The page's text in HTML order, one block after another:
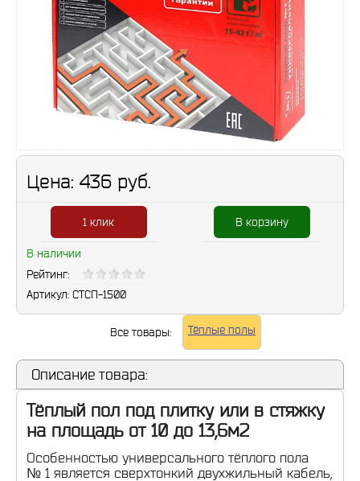
Цена: 436 руб.
В корзину
1 клик
В наличии
Рейтинг:
Артикул: СТСП-1500
Все товары: Тёплые полы
Описание товара:
Тёплый пол под плитку или в стяжку
на площадь от 10 до 13,6м2
Особенностью универсального тёплого пола
№ 1 является сверхтонкий двухжильный кабель,